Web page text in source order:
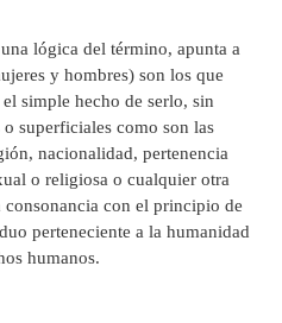
lógica del término, apunta a
y hombres) son los que
simple hecho de serlo, sin
superficiales como son las
nacionalidad, pertenencia
o religiosa o cualquier otra
con el principio de
perteneciente a la humanidad
humanos.